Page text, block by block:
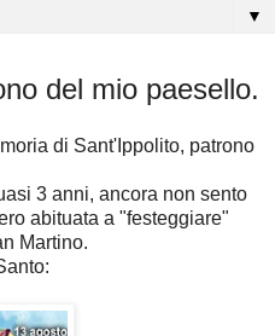
▼
del mio paesello.
di Sant'Ippolito, patrono
3 anni, ancora non sento
abituata a "festeggiare"
Martino.